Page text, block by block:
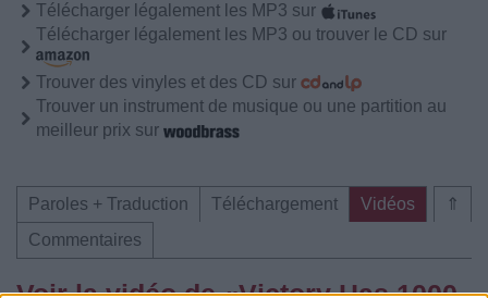
Télécharger légalement les MP3 sur
Télécharger légalement les MP3 ou trouver le CD sur
Trouver des vinyles et des CD sur
Trouver un instrument de musique ou une partition au
meilleur prix sur
⇑
Paroles + Traduction Téléchargement
Vidéos
Commentaires